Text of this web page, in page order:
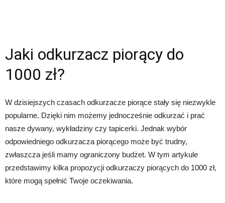
Jaki odkurzacz piorący do
1000 zł?
W dzisiejszych czasach odkurzacze piorące stały się niezwykle
popularne. Dzięki nim możemy jednocześnie odkurzać i prać
nasze dywany, wykładziny czy tapicerki. Jednak wybór
odpowiedniego odkurzacza piorącego może być trudny,
zwłaszcza jeśli mamy ograniczony budżet. W tym artykule
przedstawimy kilka propozycji odkurzaczy piorących do 1000 zł,
które mogą spełnić Twoje oczekiwania.